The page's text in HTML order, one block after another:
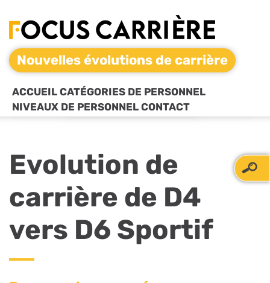
Nouvelles évolutions de carrière
ACCUEIL CATÉGORIES DE PERSONNEL
NIVEAUX DE PERSONNEL CONTACT
Evolution de
carrière de D4
vers D6 Sportif